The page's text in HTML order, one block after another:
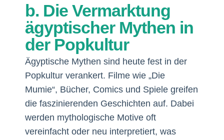
b. Die Vermarktung
ägyptischer Mythen in
der Popkultur
Ägyptische Mythen sind heute fest in der
Popkultur verankert. Filme wie „Die
Mumie“, Bücher, Comics und Spiele greifen
die faszinierenden Geschichten auf. Dabei
werden mythologische Motive oft
vereinfacht oder neu interpretiert, was